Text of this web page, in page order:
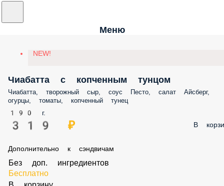
Меню
NEW!
Чиабатта с копченным тунцом
Чиабатта, творожный сыр, соус Песто, салат Айсберг, огурцы,
копченный тунец
190 г.
319 ₽ В
Дополнительно к сэндвичам
Без доп. ингредиентов
Бесплатно